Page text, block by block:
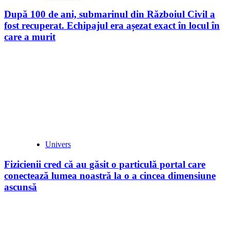
După 100 de ani, submarinul din Războiul Civil a
fost recuperat. Echipajul era așezat exact în locul în
care a murit
Univers
Fizicienii cred că au găsit o particulă portal care
conectează lumea noastră la o a cincea dimensiune
ascunsă